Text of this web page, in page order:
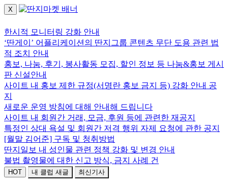
X
한시적 모니터링 강화 안내
‘딴게이’ 어플리케이션의 딴지그룹 콘텐츠 무단 도용 관련 법
적 조치 안내
홍보, 나눔, 후기, 봉사활동 모집, 할인 정보 등 나눔&홍보 게시
판 신설안내
사이트 내 홍보 제한 규정(서명란 홍보 금지 등) 강화 안내 공
지
새로운 운영 방침에 대해 안내해 드립니다
사이트 내 회원간 거래, 모금, 후원 등에 관련한 재공지
특정인 상대 욕설 및 회원간 저격 행위 자제 요청에 관한 공지
[월말 김어준] 구독 및 청취방법
딴지일보 내 성인물 관련 정책 강화 및 변경 안내
불법 촬영물에 대한 신고 방식, 금지 사례 건
HOT 내 클럽 새글 최신기사